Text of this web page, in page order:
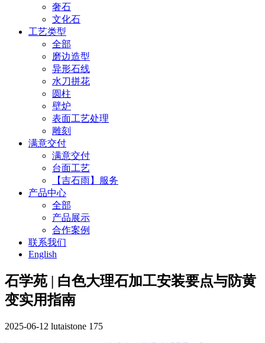
奢石
文化石
工艺类型
全部
磨边造型
异形石线
水刀拼花
圆柱
壁炉
表面工艺处理
雕刻
满意交付
满意交付
台面工艺
【吉石雨】服务
产品中心
全部
产品展示
合作案例
联系我们
English
石学苑 | 白色大理石加工安装要点与防黄
变实用指南
2025-06-12 lutaistone 175